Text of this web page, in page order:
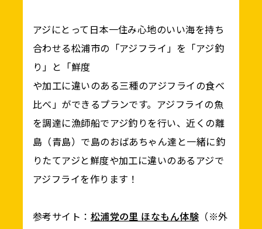
アジにとって日本一住み心地のいい海を持ち
合わせる松浦市の「アジフライ」を「アジ釣
り」と「鮮度
や加工に違いのある三種のアジフライの食べ
比べ」ができるプランです。アジフライの魚
を調達に漁師船でアジ釣りを行い、近くの離
島（青島）で島のおばあちゃん達と一緒に釣
りたてアジと鮮度や加工に違いのあるアジで
アジフライを作ります！
参考サイト： 松浦党の里 ほなもん体験 （※外